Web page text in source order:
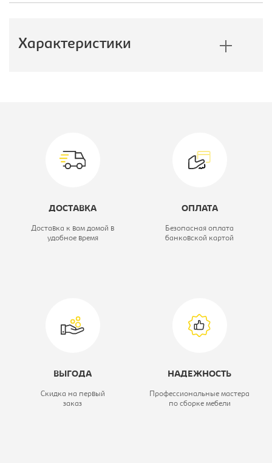
Характеристики
Цветовое решение: BINGO MAUVE
Глубина, мм:
160
ДОСТАВКА
Доставка к вам домой в
удобное время
ОПЛАТА
Безопасная оплата
банковской картой
ВЫГОДА
Скидка на первый
заказ
НАДЕЖНОСТЬ
Профессиональные мастера
по сборке мебели